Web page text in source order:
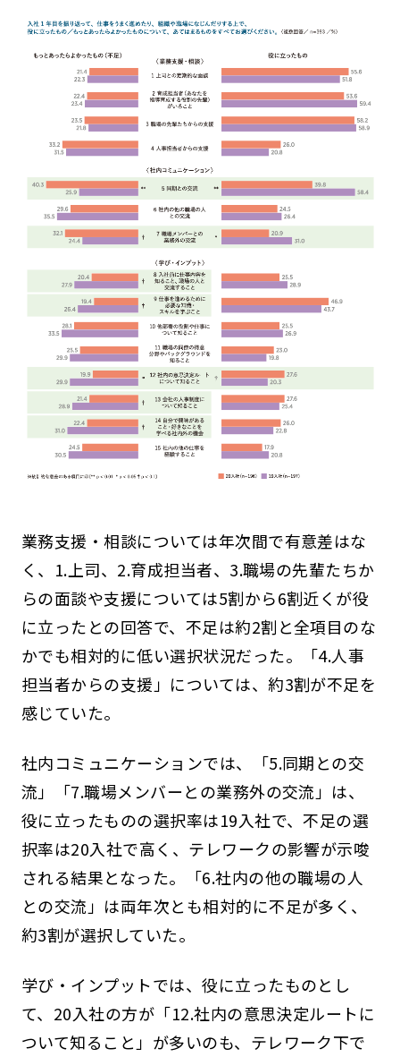
業務支援・相談については年次間で有意差はな
く、1.上司、2.育成担当者、3.職場の先輩たちか
らの面談や支援については5割から6割近くが役
に立ったとの回答で、不足は約2割と全項目のな
かでも相対的に低い選択状況だった。「4.人事
担当者からの支援」については、約3割が不足を
感じていた。
社内コミュニケーションでは、「5.同期との交
流」「7.職場メンバーとの業務外の交流」は、
役に立ったものの選択率は19入社で、不足の選
択率は20入社で高く、テレワークの影響が示唆
される結果となった。「6.社内の他の職場の人
との交流」は両年次とも相対的に不足が多く、
約3割が選択していた。
学び・インプットでは、役に立ったものとし
て、20入社の方が「12.社内の意思決定ルートに
ついて知ること」が多いのも、テレワーク下で